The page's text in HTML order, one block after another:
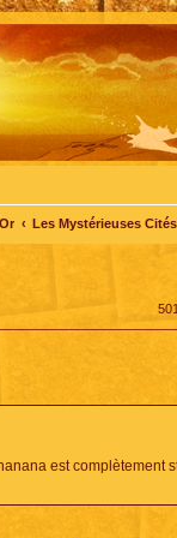
Les Mystérieuses
est complètement